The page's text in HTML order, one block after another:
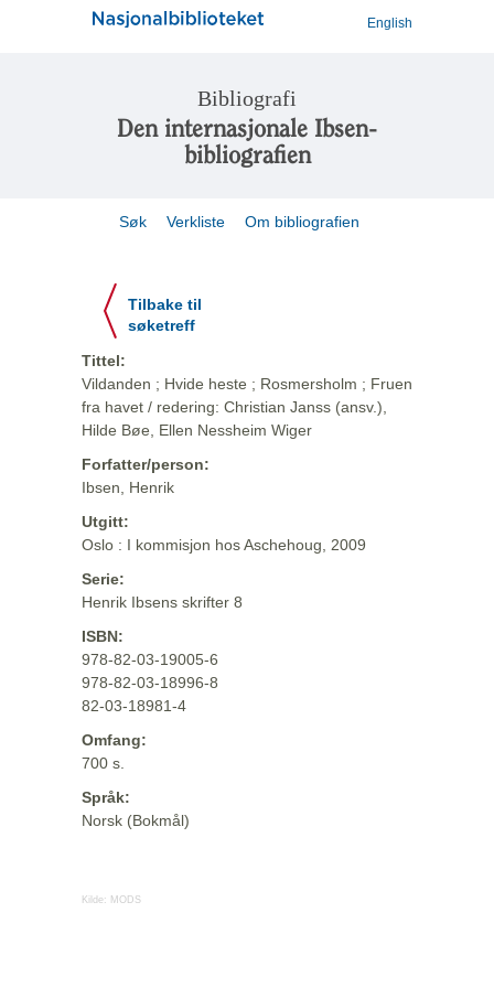
English
Bibliografi
Den internasjonale Ibsen-
bibliografien
Søk Verkliste Om bibliografien
Tilbake til
søketreff
Tittel:
Vildanden ; Hvide heste ; Rosmersholm ; Fruen
fra havet / redering: Christian Janss (ansv.),
Hilde Bøe, Ellen Nessheim Wiger
Forfatter/person:
Ibsen, Henrik
Utgitt:
Oslo : I kommisjon hos Aschehoug, 2009
Serie:
Henrik Ibsens skrifter 8
ISBN:
978-82-03-19005-6
978-82-03-18996-8
82-03-18981-4
Omfang:
700 s.
Språk:
Norsk (Bokmål)
Kilde: MODS